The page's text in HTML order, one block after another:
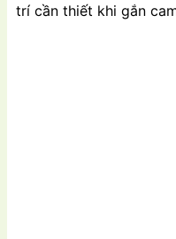
trí cần thiết khi gắn